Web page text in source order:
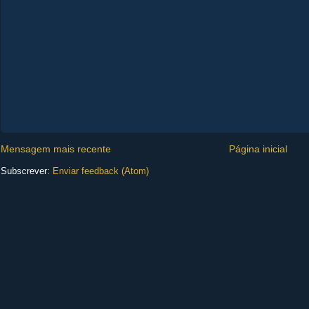
Mensagem mais recente Página inicial
Subscrever: Enviar feedback (Atom)